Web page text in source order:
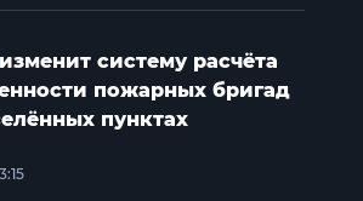
систему расчёта
пожарных бригад
пунктах